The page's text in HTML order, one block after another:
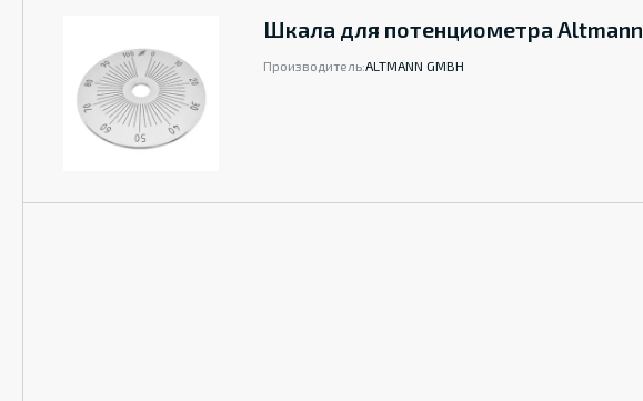
Шкала для потенциометра Altmann
Производитель:ALTMANN GMBH